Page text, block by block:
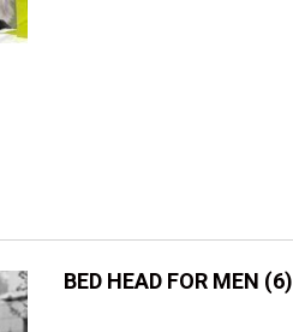
BED HEAD FOR MEN (6)